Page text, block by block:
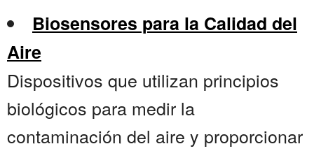
Biosensores para la Calidad del
Aire
Dispositivos que utilizan principios
biológicos para medir la
contaminación del aire y proporcionar